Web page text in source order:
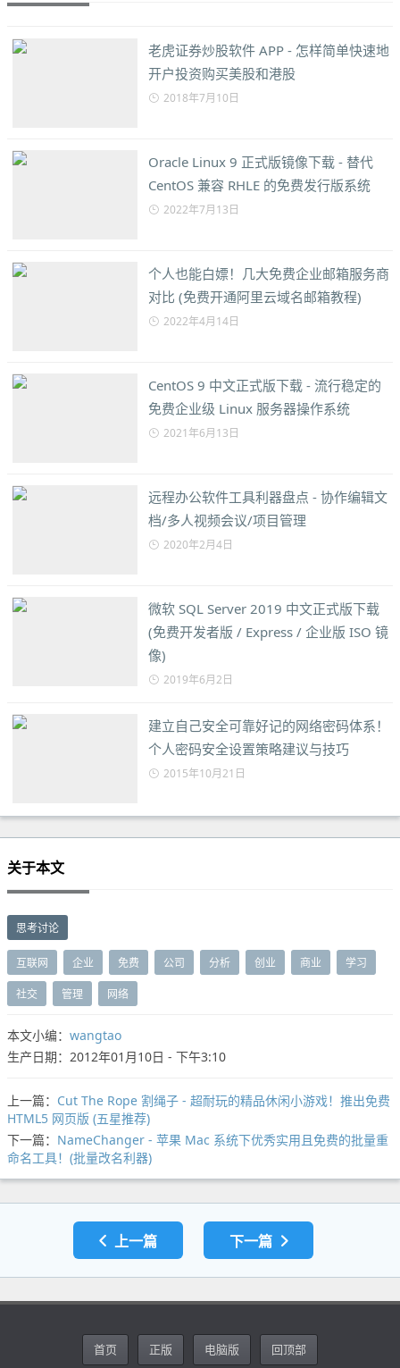
老虎证券炒股软件 APP - 怎样简单快速地
开户投资购买美股和港股
2018年7月10日
Oracle Linux 9 正式版镜像下载 - 替代
CentOS 兼容 RHLE 的免费发行版系统
2022年7月13日
个人也能白嫖！几大免费企业邮箱服务商
对比 (免费开通阿里云域名邮箱教程)
2022年4月14日
CentOS 9 中文正式版下载 - 流行稳定的
免费企业级 Linux 服务器操作系统
2021年6月13日
远程办公软件工具利器盘点 - 协作编辑文
档/多人视频会议/项目管理
2020年2月4日
微软 SQL Server 2019 中文正式版下载
(免费开发者版 / Express / 企业版 ISO 镜
像)
2019年6月2日
建立自己安全可靠好记的网络密码体系！
个人密码安全设置策略建议与技巧
2015年10月21日
关于本文
思考讨论
互联网 企业 免费 公司 分析 创业 商业 学习
社交 管理 网络
本文小编： wangtao
生产日期：2012年01月10日 - 下午3:10
上一篇： Cut The Rope 割绳子 - 超耐玩的精品休闲小游戏！推出免费
HTML5 网页版 (五星推荐)
下一篇： NameChanger - 苹果 Mac 系统下优秀实用且免费的批量重
命名工具！(批量改名利器)
上一篇 下一篇
首页 正版 电脑版 回顶部